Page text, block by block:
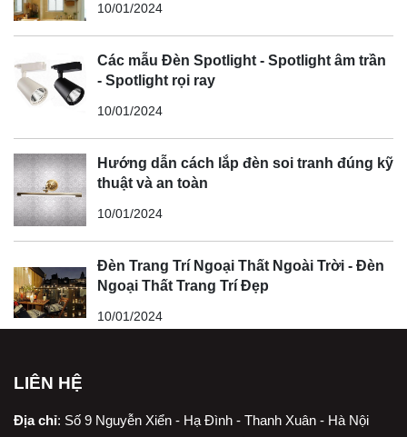
10/01/2024
Các mẫu Đèn Spotlight - Spotlight âm trần
- Spotlight rọi ray
10/01/2024
Hướng dẫn cách lắp đèn soi tranh đúng kỹ
thuật và an toàn
10/01/2024
Đèn Trang Trí Ngoại Thất Ngoài Trời - Đèn
Ngoại Thất Trang Trí Đẹp
10/01/2024
LIÊN HỆ
Địa chỉ: Số 9 Nguyễn Xiển - Hạ Đình - Thanh Xuân - Hà Nội